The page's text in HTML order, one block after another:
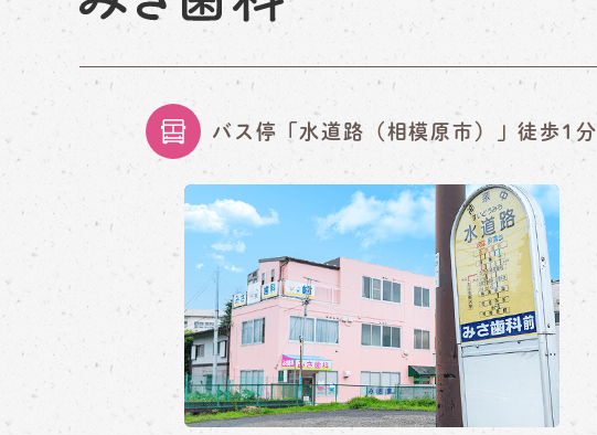
バス停「水道路（相模原市）」徒歩1分